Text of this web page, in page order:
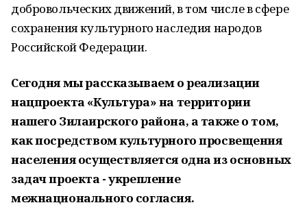
добровольческих движений, в том числе в сфере
сохранения культурного наследия народов
Российской Федерации.
Сегодня мы рассказываем о реализации
нацпроекта «Культура» на территории
нашего Зилаирского района, а также о том,
как посредством культурного просвещения
населения осуществляется одна из основных
задач проекта - укрепление
межнационального согласия.